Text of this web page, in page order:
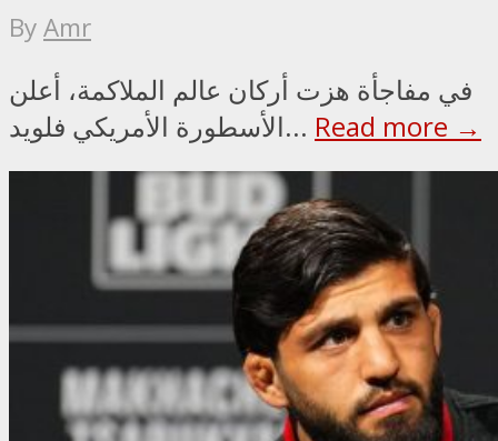
ByAmr
في مفاجأة هزت أركان عالم الملاكمة، أعلن
الأسطورة الأمريكي فلويد... Read more →